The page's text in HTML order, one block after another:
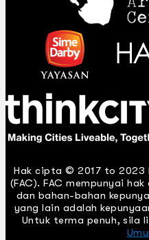
Hak cipta © 2017 to 2023
(FAC). FAC mempunyai
dan bahan-bahan
yang lain adalah
Untuk terma penuh, sila